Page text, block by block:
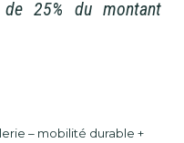
de 25% du montant
– mobilité durable +